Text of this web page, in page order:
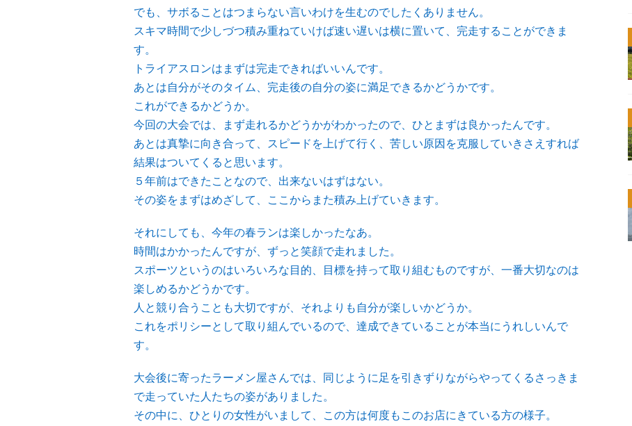
でも、サボることはつまらない言いわけを生むのでしたくありません。
スキマ時間で少しづつ積み重ねていけば速い遅いは横に置いて、完走することができま
す。
トライアスロンはまずは完走できればいいんです。
あとは自分がそのタイム、完走後の自分の姿に満足できるかどうかです。
これができるかどうか。
今回の大会では、まず走れるかどうかがわかったので、ひとまずは良かったんです。
あとは真摯に向き合って、スピードを上げて行く、苦しい原因を克服していきさえすれば
結果はついてくると思います。
５年前はできたことなので、出来ないはずはない。
その姿をまずはめざして、ここからまた積み上げていきます。
それにしても、今年の春ランは楽しかったなあ。
時間はかかったんですが、ずっと笑顔で走れました。
スポーツというのはいろいろな目的、目標を持って取り組むものですが、一番大切なのは
楽しめるかどうかです。
人と競り合うことも大切ですが、それよりも自分が楽しいかどうか。
これをポリシーとして取り組んでいるので、達成できていることが本当にうれしいんで
す。
大会後に寄ったラーメン屋さんでは、同じように足を引きずりながらやってくるさっきま
で走っていた人たちの姿がありました。
その中に、ひとりの女性がいまして、この方は何度もこのお店にきている方の様子。